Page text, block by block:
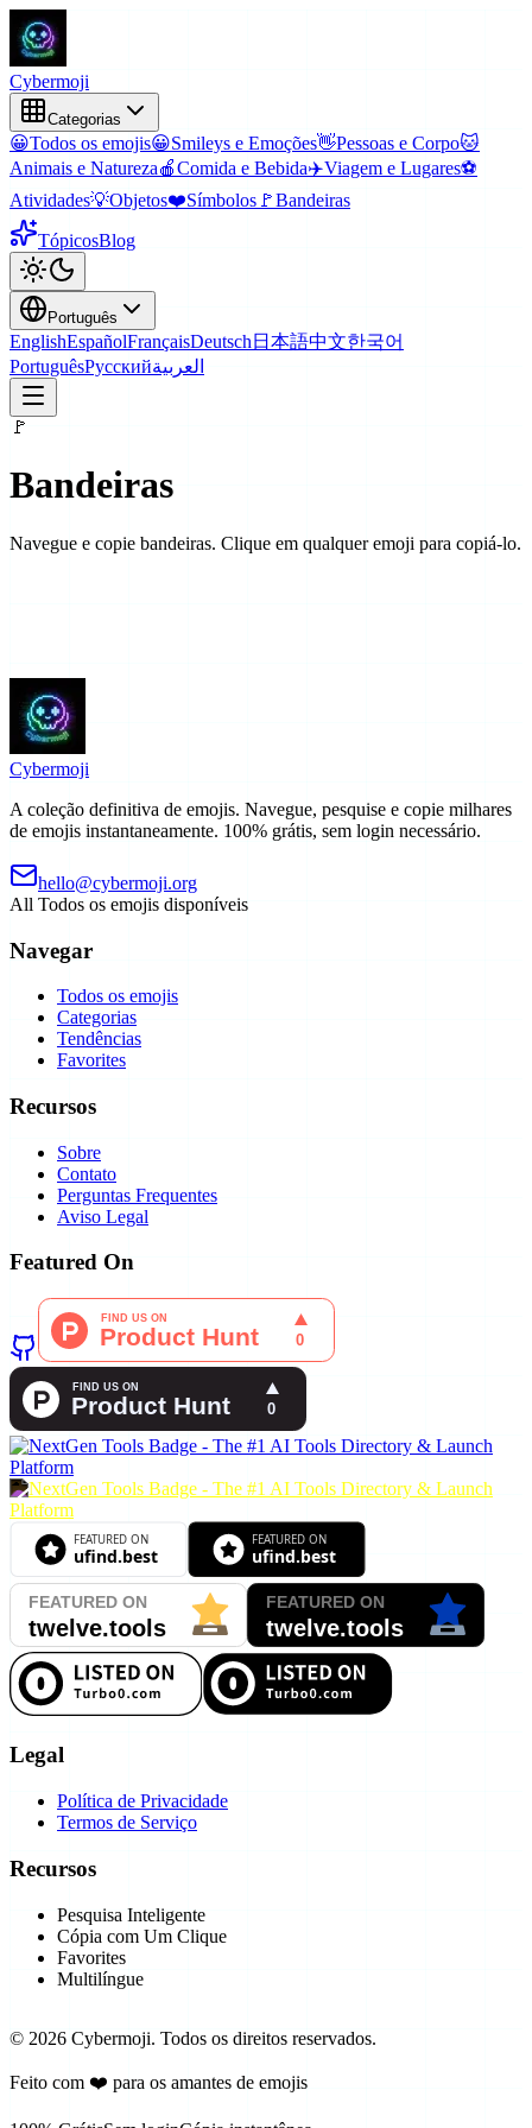
Cybermoji
Categorias
😀Todos os emojis😀Smileys e Emoções👋Pessoas e Corpo🐱
Animais e Natureza🍎Comida e Bebida✈️Viagem e Lugares⚽
Atividades💡Objetos❤️Símbolos 🚩Bandeiras
TópicosBlog
Português
EnglishEspañolFrançaisDeutsch 日本語中文한국어
PortuguêsРусскийالعربية
🚩
Bandeiras
Navegue e copie bandeiras. Clique em qualquer emoji para copiá-lo.
Cybermoji
A coleção definitiva de emojis. Navegue, pesquise e copie milhares
de emojis instantaneamente. 100% grátis, sem login necessário.
hello@cybermoji.org
All Todos os emojis disponíveis
Navegar
Todos os emojis
Categorias
Tendências
Favorites
Recursos
Sobre
Contato
Perguntas Frequentes
Aviso Legal
Featured On
Legal
Política de Privacidade
Termos de Serviço
Recursos
Pesquisa Inteligente
Cópia com Um Clique
Favorites
Multilíngue
© 2026 Cybermoji. Todos os direitos reservados.
Feito com ❤️ para os amantes de emojis